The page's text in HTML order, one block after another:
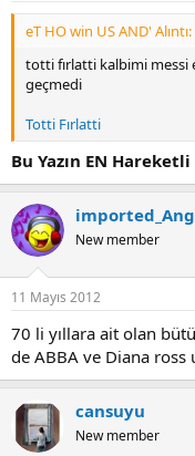
eT HO win US AND' Alıntı:
totti fırlatti kalbimi messi
geçmedi
Totti Fırlatti
Bu Yazın EN
New member
11 Mayıs 2012
70 li yıllara ait olan
de ABBA ve Diana ross
cansuyu
New member